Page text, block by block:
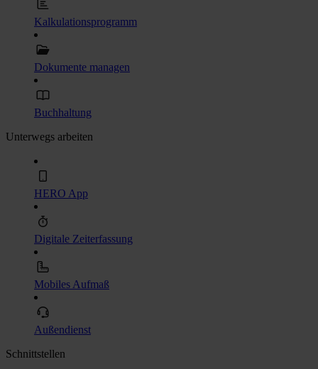
Kalkulationsprogramm
Dokumente managen
Buchhaltung
Unterwegs arbeiten
HERO App
Digitale Zeiterfassung
Mobiles Aufmaß
Außendienst
Schnittstellen